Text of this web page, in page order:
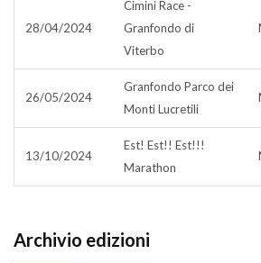
28/04/2024
Cimini Race -
Granfondo di
Viterbo
26/05/2024
Granfondo Parco dei
Monti Lucretili
13/10/2024
Est! Est!! Est!!!
Marathon
Archivio edizioni